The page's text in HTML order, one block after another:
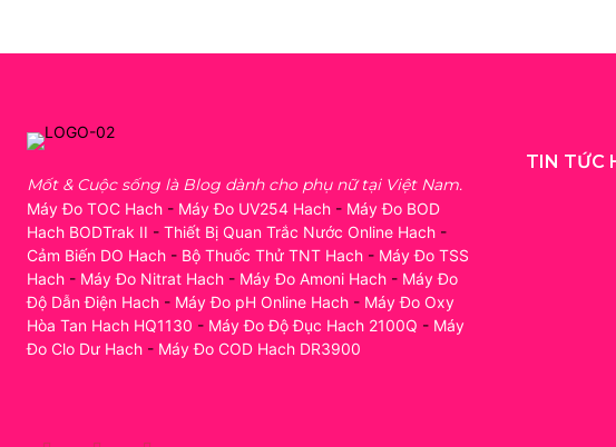
Mốt & Cuộc sống là Blog dành cho phụ nữ tại Việt Nam.
Máy Đo TOC Hach - Máy Đo UV254 Hach - Máy Đo BOD
Hach BODTrak II - Thiết Bị Quan Trắc Nước Online Hach -
Cảm Biến DO Hach - Bộ Thuốc Thử TNT Hach - Máy Đo TSS
Hach - Máy Đo Nitrat Hach - Máy Đo Amoni Hach - Máy Đo
Độ Dẫn Điện Hach - Máy Đo pH Online Hach - Máy Đo Oxy
Hòa Tan Hach HQ1130 - Máy Đo Độ Đục Hach 2100Q - Máy
Đo Clo Dư Hach - Máy Đo COD Hach DR3900
TIN TỨC